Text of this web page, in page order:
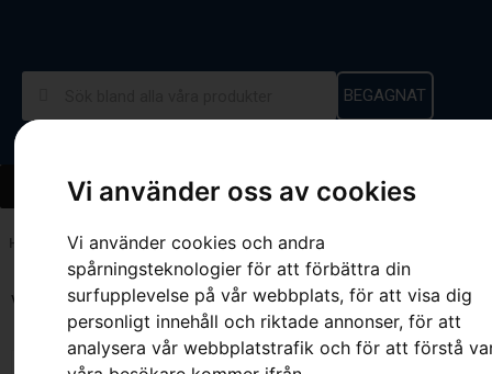
Vi använder oss av cookies
Vi använder cookies och andra
spårningsteknologier för att förbättra din
surfupplevelse på vår webbplats, för att visa dig
personligt innehåll och riktade annonser, för att
analysera vår webbplatstrafik och för att förstå
BEGAGNAT
Hem 1123 cm³
Visar alla 3 resultat